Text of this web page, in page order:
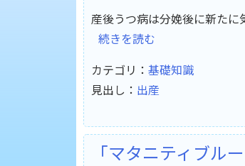
産後うつ病は分娩後に新た
続きを読む
カテゴリ： 基礎知識
見出し： 出産
「マタニティブル